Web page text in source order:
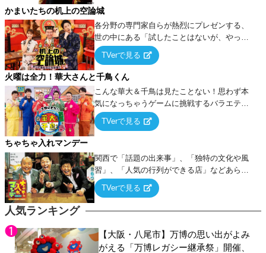
人気ランキング
【大阪・八尾市】万博の思い出がよみ
がえる「万博レガシー継承祭」開催、
タを競い合う！
かまいたちの机上の空論城
各分野の専門家自らが熱烈にプレゼンする、
世の中にある「試したことはないが、やって
みたらこうなる！…ハズ」という“机上の空
論”に若手芸人らがカラダを張って挑む！
TVerで見る
火曜は全力！華大さんと千鳥くん
こんな華大＆千鳥は見たことない！思わず本
気になっちゃうゲームに挑戦するバラエティ
ー！
TVerで見る
ちゃちゃ入れマンデー
関西で「話題の出来事」、「独特の文化や風
習」、「人気の行列ができる店」などあらゆ
るテーマについて好き放題にちゃちゃを入れ
ていく関西色を前面に押し出したトークバラ
TVerで見る